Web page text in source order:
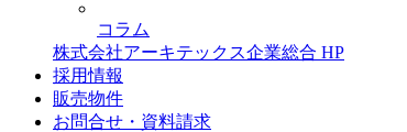
コラム
株式会社アーキテックス企業総合 HP
採用情報
販売物件
お問合せ・資料請求